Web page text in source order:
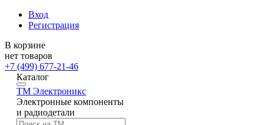
Вход
Регистрация
В корзине
нет товаров
+7 (499) 677-21-46
Каталог
TM Электроникс
Электронные компоненты
и радиодетали